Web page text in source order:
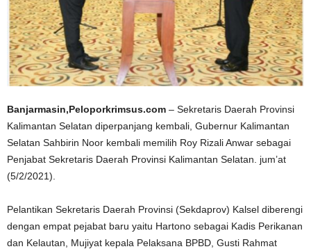
Banjarmasin,Peloporkrimsus.com – Sekretaris Daerah Provinsi
Kalimantan Selatan diperpanjang kembali, Gubernur Kalimantan
Selatan Sahbirin Noor kembali memilih Roy Rizali Anwar sebagai
Penjabat Sekretaris Daerah Provinsi Kalimantan Selatan. jum’at
(5/2/2021).
Pelantikan Sekretaris Daerah Provinsi (Sekdaprov) Kalsel diberengi
dengan empat pejabat baru yaitu Hartono sebagai Kadis Perikanan
dan Kelautan, Mujiyat kepala Pelaksana BPBD, Gusti Rahmat